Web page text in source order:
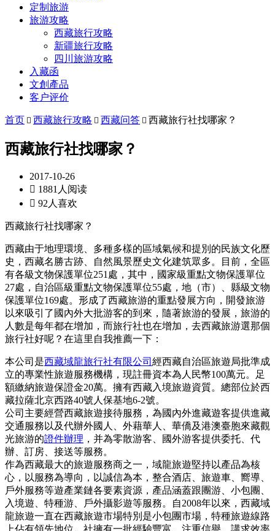
定制旅游
旅游攻略
西藏旅行攻略
新疆旅行攻略
四川旅游攻略
入藏函
文創產品
客户评价
首页  西藏旅行攻略  西藏问答  西藏旅行社找哪家？
西藏旅行社找哪家？
2017-10-26
 1881人阅读
 92人喜欢
西藏旅行社找哪家？
西藏由于地理環境、多種多樣的區域氣候和提別的民族文化歷
史，西藏名勝古跡、自然風景歷史文化建筑眾多。目前，全區
有各級文物保護單位251處，其中，國家級重點文物保護單位
27處，自治區級重點文物保護單位55處，地（市）、縣級文物
保護單位169處。形成了西藏旅游的重點發展方向，開發旅游
以來吸引了國內外大批游客的到來，隨著旅游的發展，旅游的
人數是每年都在增加，而旅行社也在增加，去西藏旅游選那個
旅行社好呢？在這里自我推薦一下：
本公司是西藏域龍旅行社有限公司 經西藏自治區旅遊局批準成
立的專業性旅遊服務機構，現註冊資本為人民幣100萬元。足
額繳納旅遊保證金20萬。擁有西藏入境旅遊資質。總部位於西
藏拉薩北京西路40號人保基地6-2號。
公司主要經營西藏旅遊接待服務，為國內外進藏遊客提供進藏
交通服務以及代辦外國人、外藉華人、華僑及港澳臺胞來藏觀
光旅游的證件辦理 ，并為零散游客、國外游客提供委托、代
辦、訂房、接送等服務。
作為西藏最大的旅遊服務商之一，域龍旅遊堅持以產品為核
心，以服務為導向，以誠信為本，整合酒店、旅遊車、嚮導、
戶外服務等遊產業鏈各要素資源，產品涵蓋跟團游、小包團、
入境遊、特種游、戶外攝影遊等服務。自2008年以來，西藏域
龍旅遊一直在西藏旅遊市場特別是小包團市場，特種旅遊線路
上佔有領先地位。社擁有一批經驗豐富、注重信譽、講求效率